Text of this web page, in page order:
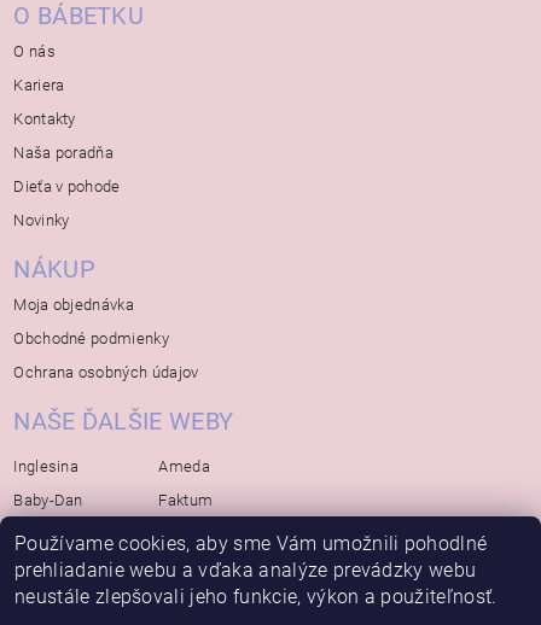
O BÁBETKU
O nás
Kariera
Kontakty
Naša poradňa
Dieťa v pohode
Novinky
NÁKUP
Moja objednávka
Obchodné podmienky
Ochrana osobných údajov
NAŠE ĎALŠIE WEBY
Inglesina
Baby-Dan
Rialto
Bébé-Jou
Avova
Ameda
Faktum
Koelstra
Bambino-Mio
Používame cookies, aby sme Vám umožnili pohodlné
prehliadanie webu a vďaka analýze prevádzky webu
neustále zlepšovali jeho funkcie, výkon a použiteľnosť.